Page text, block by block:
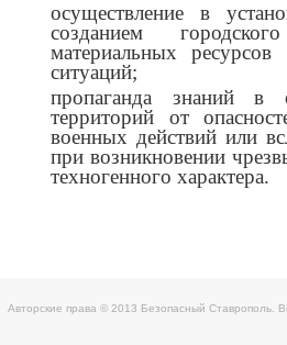
осуществление в
созданием
материальных
ситуаций;
пропаганда знаний в
территорий от
военных действий или
при возникновении
техногенного характера.
Авторские права © 2013 Безопасный Ставрополь.